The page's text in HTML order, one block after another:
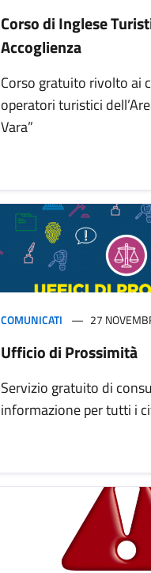
Corso di Inglese
Accoglienza
Corso gratuito rivolto ai
operatori turistici
Vara”
COMUNICATI 27
Ufficio di Prossimità
Servizio gratuito di
informazione per tutti i